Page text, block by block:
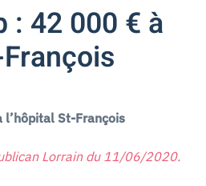
: 42 000 € à
l’hôpital St-François
Lorrain du 11/06/2020.